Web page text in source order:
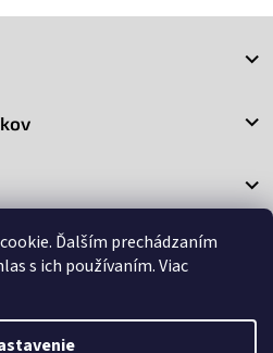
Ďalším prechádzaním
s ich používaním. Viac
. Všetky práva vyhradené.